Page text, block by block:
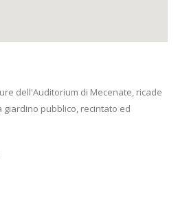
dell'Auditorium di Mecenate, ricade
pubblico, recintato ed